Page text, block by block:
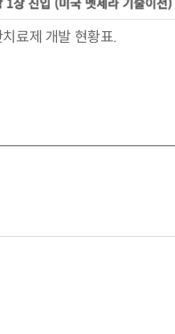
료제 개발 현황표.